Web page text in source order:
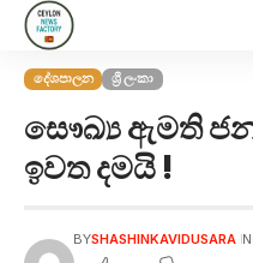
දේශපාලන ශ්‍රී ලංකා
සෞඛ්‍ය ඇමති
ඉවත දමයි !
BYSHASHINKAVIDUSARA